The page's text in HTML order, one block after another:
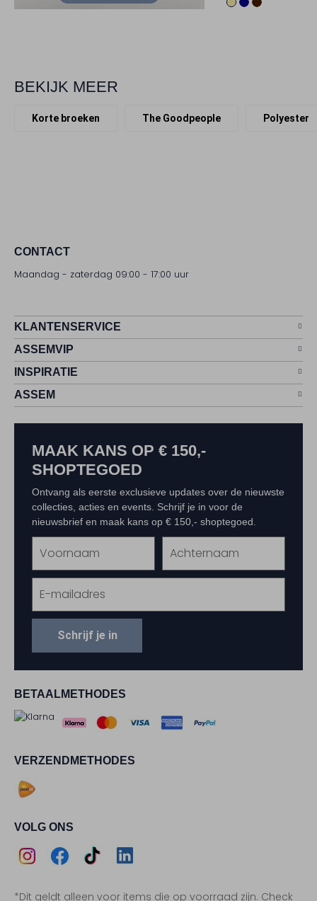
BEKIJK MEER
Korte broeken The Goodpeople Polyester
CONTACT
Maandag - zaterdag 09:00 - 17:00 uur
KLANTENSERVICE
ASSEMVIP
INSPIRATIE
ASSEM
BETAALMETHODES
VERZENDMETHODES
VOLG ONS
*Dit geldt alleen voor items die op voorraad zijn. Check
MAAK KANS OP € 150,-
SHOPTEGOED
Ontvang als eerste exclusieve updates over de nieuwste
collecties, acties en events. Schrijf je in voor de
nieuwsbrief en maak kans op € 150,- shoptegoed.
Schrijf je in